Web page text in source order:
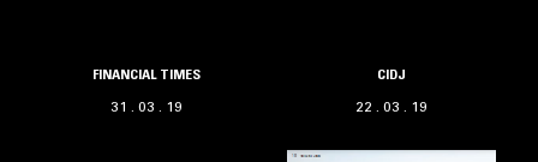
FINANCIAL TIMES
31 . 03 . 19
CIDJ
22 . 03 . 19